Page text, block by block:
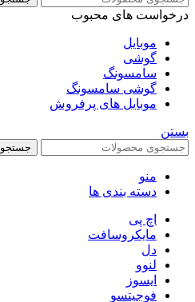
درخواست های محبوب
موبایل
گوشی
سامسونگ
گوشی سامسونگ
موبایل های پرفروش
بستن
جستجو
منو
دسته بندی ها
اچ پی
مایکروسافت
دل
لنوو
ایسوز
فوجیتسو